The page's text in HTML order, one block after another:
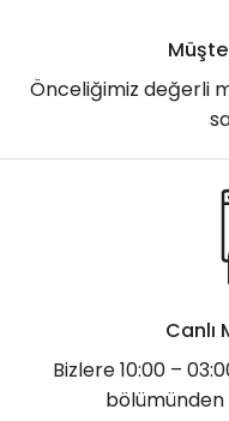
Önceliğimiz değerli
Canlı
Bizlere 10:00 –
bölümünden